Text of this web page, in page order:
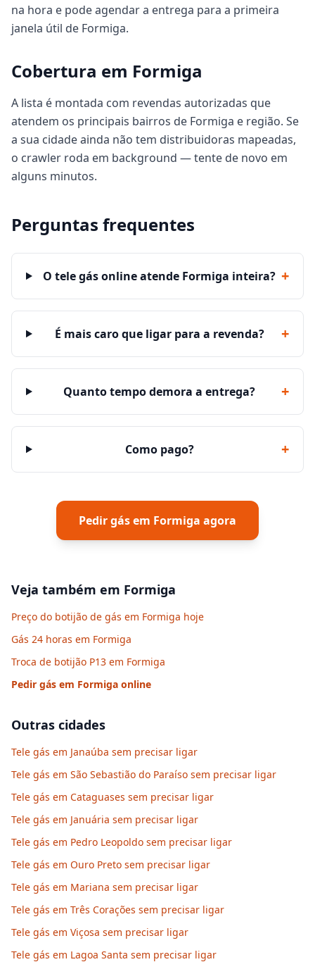
na hora e pode agendar a entrega para a primeira
janela útil de Formiga.
Cobertura em Formiga
A lista é montada com revendas autorizadas que
atendem os principais bairros de Formiga e região. Se
a sua cidade ainda não tem distribuidoras mapeadas,
o crawler roda em background — tente de novo em
alguns minutos.
Perguntas frequentes
O tele gás online atende Formiga inteira? +
É mais caro que ligar para a revenda? +
Quanto tempo demora a entrega? +
Como pago? +
Pedir gás em Formiga agora
Veja também em Formiga
Preço do botijão de gás em Formiga hoje
Gás 24 horas em Formiga
Troca de botijão P13 em Formiga
Pedir gás em Formiga online
Outras cidades
Tele gás em Janaúba sem precisar ligar
Tele gás em São Sebastião do Paraíso sem precisar ligar
Tele gás em Cataguases sem precisar ligar
Tele gás em Januária sem precisar ligar
Tele gás em Pedro Leopoldo sem precisar ligar
Tele gás em Ouro Preto sem precisar ligar
Tele gás em Mariana sem precisar ligar
Tele gás em Três Corações sem precisar ligar
Tele gás em Viçosa sem precisar ligar
Tele gás em Lagoa Santa sem precisar ligar